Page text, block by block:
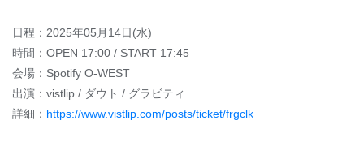
日程：2025年05月14日(水)
時間：OPEN 17:00 / START 17:45
会場：Spotify O-WEST
出演：vistlip / ダウト / グラビティ
詳細： https://www.vistlip.com/posts/ticket/frgclk